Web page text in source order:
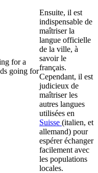
for a
going for
Ensuite, il est
indispensable de
maîtriser la
langue officielle
de la ville, à
savoir le
français.
Cependant, il est
judicieux de
maîtriser les
autres langues
utilisées en
Suisse (italien, et
allemand) pour
espérer échanger
facilement avec
les populations
locales.